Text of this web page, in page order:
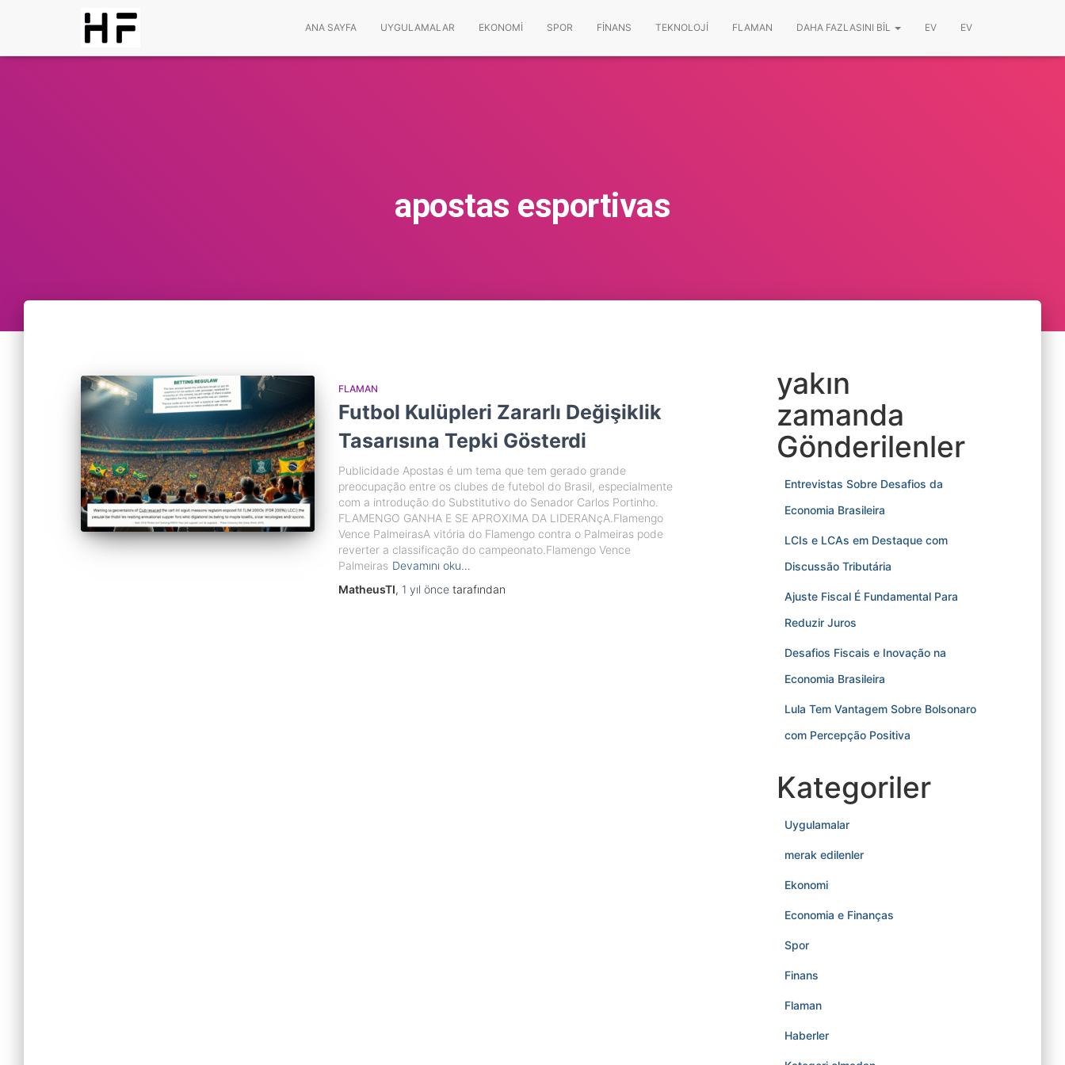
ANA SAYFA UYGULAMALAR EKONOMI SPOR FINANS TEKNOLOJI FLAMAN DAHA FAZLASINI BIL EV EV
apostas esportivas
FLAMAN
Futbol Kulüpleri Zararlı Değişiklik
Tasarısına Tepki Gösterdi
Publicidade Apostas é um tema que tem gerado grande
preocupação entre os clubes de futebol do Brasil, especialmente
com a introdução do Substitutivo do Senador Carlos Portinho.
FLAMENGO GANHA E SE APROXIMA DA LIDERANçA.Flamengo
Vence PalmeirasA vitória do Flamengo contra o Palmeiras pode
reverter a classificação do campeonato.Flamengo Vence
Palmeiras Devamını oku…
MatheusTI, 1 yıl önce tarafından
yakın
zamanda
Gönderilenler
Entrevistas Sobre Desafios da
Economia Brasileira
LCIs e LCAs em Destaque com
Discussão Tributária
Ajuste Fiscal É Fundamental Para
Reduzir Juros
Desafios Fiscais e Inovação na
Economia Brasileira
Lula Tem Vantagem Sobre Bolsonaro
com Percepção Positiva
Kategoriler
Uygulamalar
merak edilenler
Ekonomi
Economia e Finanças
Spor
Finans
Flaman
Haberler